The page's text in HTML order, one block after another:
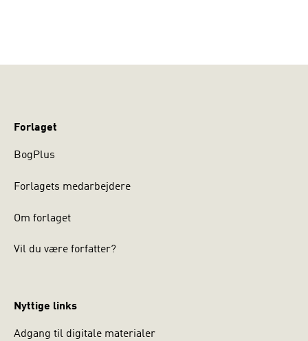
Forlaget
BogPlus
Forlagets medarbejdere
Om forlaget
Vil du være forfatter?
Nyttige links
Adgang til digitale materialer